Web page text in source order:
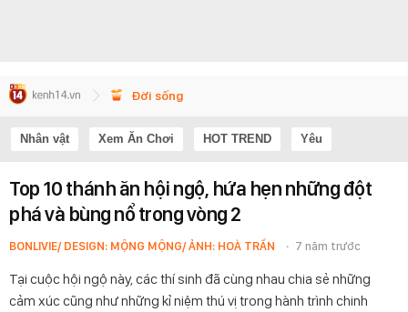
Đời sống
Nhân vật Xem Ăn Chơi HOT TREND Yêu
Top 10 thánh ăn hội ngộ, hứa hẹn những đột
phá và bùng nổ trong vòng 2
BONLIVIE/ DESIGN: MỘNG MỘNG/ ẢNH: HOÀ TRẦN 7 năm trước
Tại cuộc hội ngộ này, các thí sinh đã cùng nhau chia sẻ những
cảm xúc cũng như những kỉ niệm thú vị trong hành trình chinh